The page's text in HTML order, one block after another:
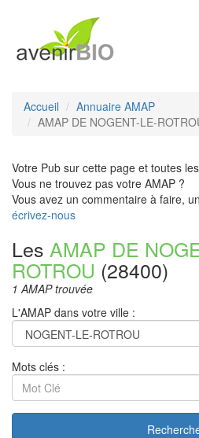
Accueil
Annuaire AMAP
AMAP DE NOGENT-LE-
Votre Pub sur cette page et toutes
Vous ne trouvez pas votre AMAP ?
Vous avez un commentaire à faire,
écrivez-nous
Les AMAP DE
ROTROU (28400)
1 AMAP trouvée
L'AMAP dans votre ville :
Mots clés :